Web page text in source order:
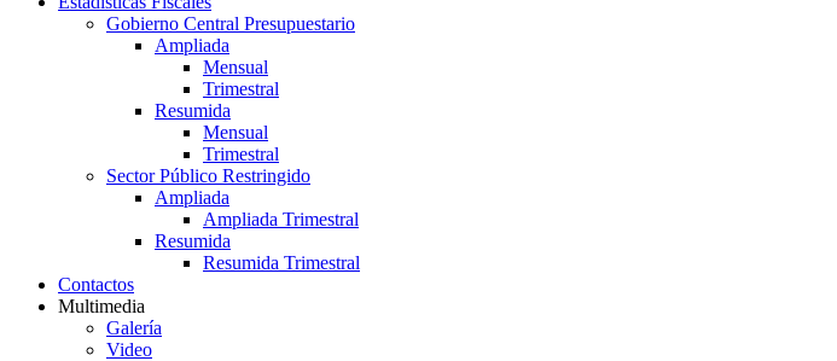
Gobierno Central Presupuestario
Ampliada
Mensual
Trimestral
Resumida
Mensual
Trimestral
Sector Público Restringido
Ampliada
Ampliada Trimestral
Resumida
Resumida Trimestral
Contactos
Multimedia
Galería
Video